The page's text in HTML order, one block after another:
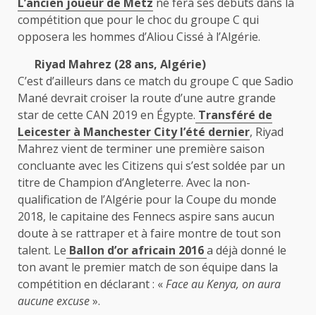
compétition que pour le choc du groupe C qui
opposera les hommes d’Aliou Cissé à l’Algérie.
Riyad Mahrez (28 ans, Algérie)
C’est d’ailleurs dans ce match du groupe C que Sadio
Mané devrait croiser la route d’une autre grande
star de cette CAN 2019 en Égypte. Transféré de
Leicester à Manchester City l’été dernier, Riyad
Mahrez vient de terminer une première saison
concluante avec les Citizens qui s’est soldée par un
titre de Champion d’Angleterre. Avec la non-
qualification de l’Algérie pour la Coupe du monde
2018, le capitaine des Fennecs aspire sans aucun
doute à se rattraper et à faire montre de tout son
talent. Le Ballon d’or africain 2016a déjà donné le
ton avant le premier match de son équipe dans la
compétition en déclarant : «Face au Kenya, on aura
aucune excuse».